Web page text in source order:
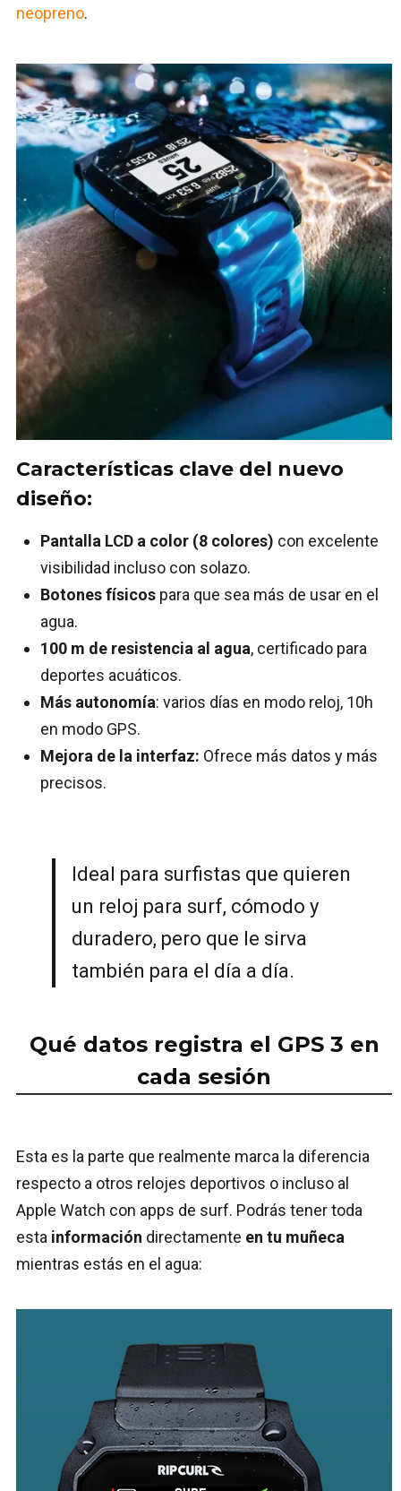
neopreno.
Características clave del nuevo
diseño:
Pantalla LCD a color (8 colores) con excelente
visibilidad incluso con solazo.
Botones físicos para que sea más de usar en el
agua.
100 m de resistencia al agua, certificado para
deportes acuáticos.
Más autonomía: varios días en modo reloj, 10h
en modo GPS.
Mejora de la interfaz: Ofrece más datos y más
precisos.
Ideal para surfistas que quieren
un reloj para surf, cómodo y
duradero, pero que le sirva
también para el día a día.
Qué datos registra el GPS 3 en
cada sesión
Esta es la parte que realmente marca la diferencia
respecto a otros relojes deportivos o incluso al
Apple Watch con apps de surf. Podrás tener toda
esta información directamente en tu muñeca
mientras estás en el agua: